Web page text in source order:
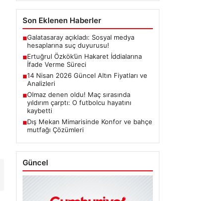
Son Eklenen Haberler
■Galatasaray açıkladı: Sosyal medya
hesaplarına suç duyurusu!
■Ertuğrul Özkök’ün Hakaret İddialarına
İfade Verme Süreci
■14 Nisan 2026 Güncel Altın Fiyatları ve
Analizleri
■Olmaz denen oldu! Maç sırasında
yıldırım çarptı: O futbolcu hayatını
kaybetti
■Dış Mekan Mimarisinde Konfor ve bahçe
mutfağı Çözümleri
Güncel